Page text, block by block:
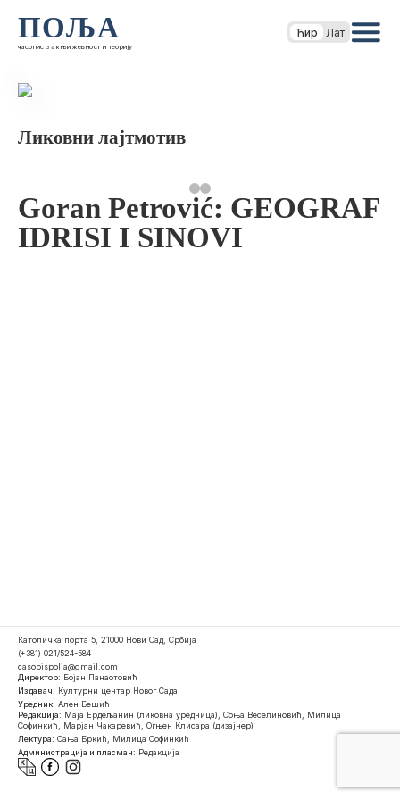
ПОЉА
часопис за књижевност и теорију
Ћир Лат
Ликовни лајтмотив
Goran Petrović: GEOGRAF
IDRISI I SINOVI
Католичка порта 5, 21000 Нови Сад, Србија
(+381) 021/524-584
casopispolja@gmail.com
Директор: Бојан Панаотовић
Издавач: Културни центар Новог Сада
Уредник: Ален Бешић
Редакција: Маја Ердељанин (ликовна уредница), Соња Веселиновић, Милица
Софинкић, Марјан Чакаревић, Огњен Клисара (дизајнер)
Лектура: Сања Бркић, Милица Софинкић
Администрација и пласман: Редакција